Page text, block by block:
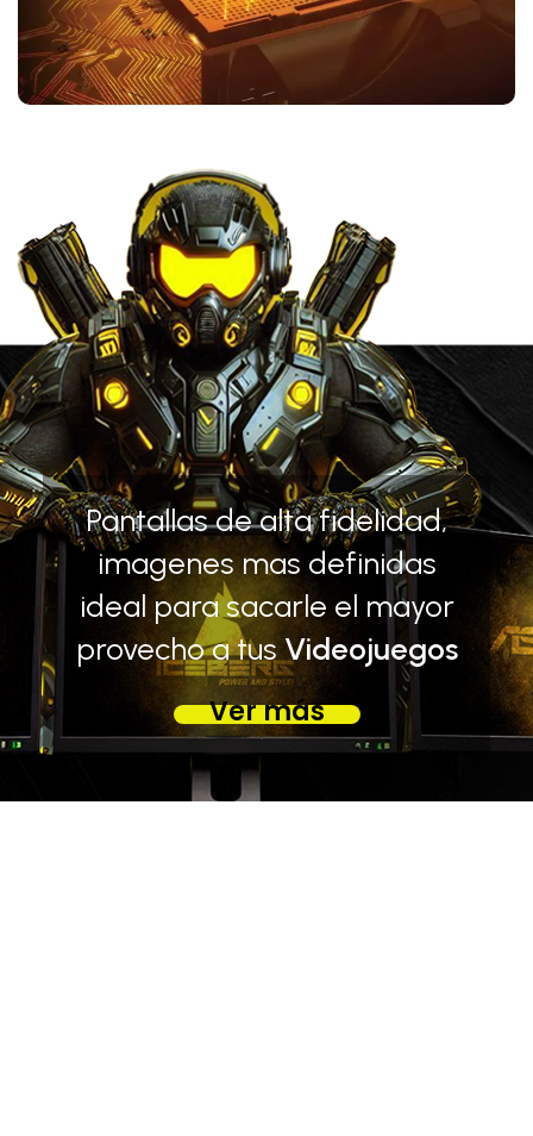
Pantallas de alta fidelidad,
imagenes mas definidas
ideal para sacarle el mayor
provecho a tus Videojuegos
Ver más